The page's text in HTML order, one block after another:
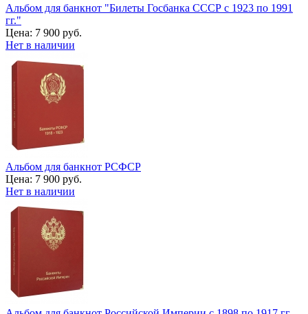
Альбом для банкнот "Билеты Госбанка СССР с 1923 по 1991
гг."
Цена: 7 900 руб.
Нет в наличии
Альбом для банкнот РСФСР
Цена: 7 900 руб.
Нет в наличии